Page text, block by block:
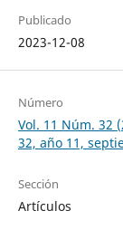
Publicado
2023-12-08
Número
Vol. 11 Núm. 32
32, año 11,
Sección
Artículos